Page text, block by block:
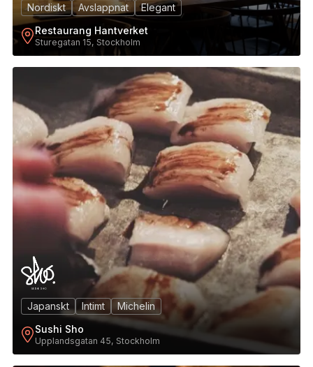
Nordiskt Avslappnat
Elegant
Restaurang Hantverket
Sturegatan 15, Stockholm
4
Japanskt Intimt
Michelin
Sushi Sho
Upplandsgatan 45, Stockholm